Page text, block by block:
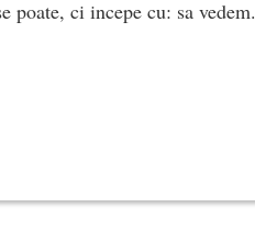
poate, ci incepe cu: sa vedem.